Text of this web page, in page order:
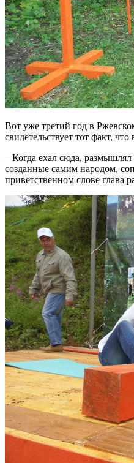
Вот уже третий год в
свидетельствует тот факт,
– Когда ехал сюда,
созданные самим народом,
приветственном слове глава